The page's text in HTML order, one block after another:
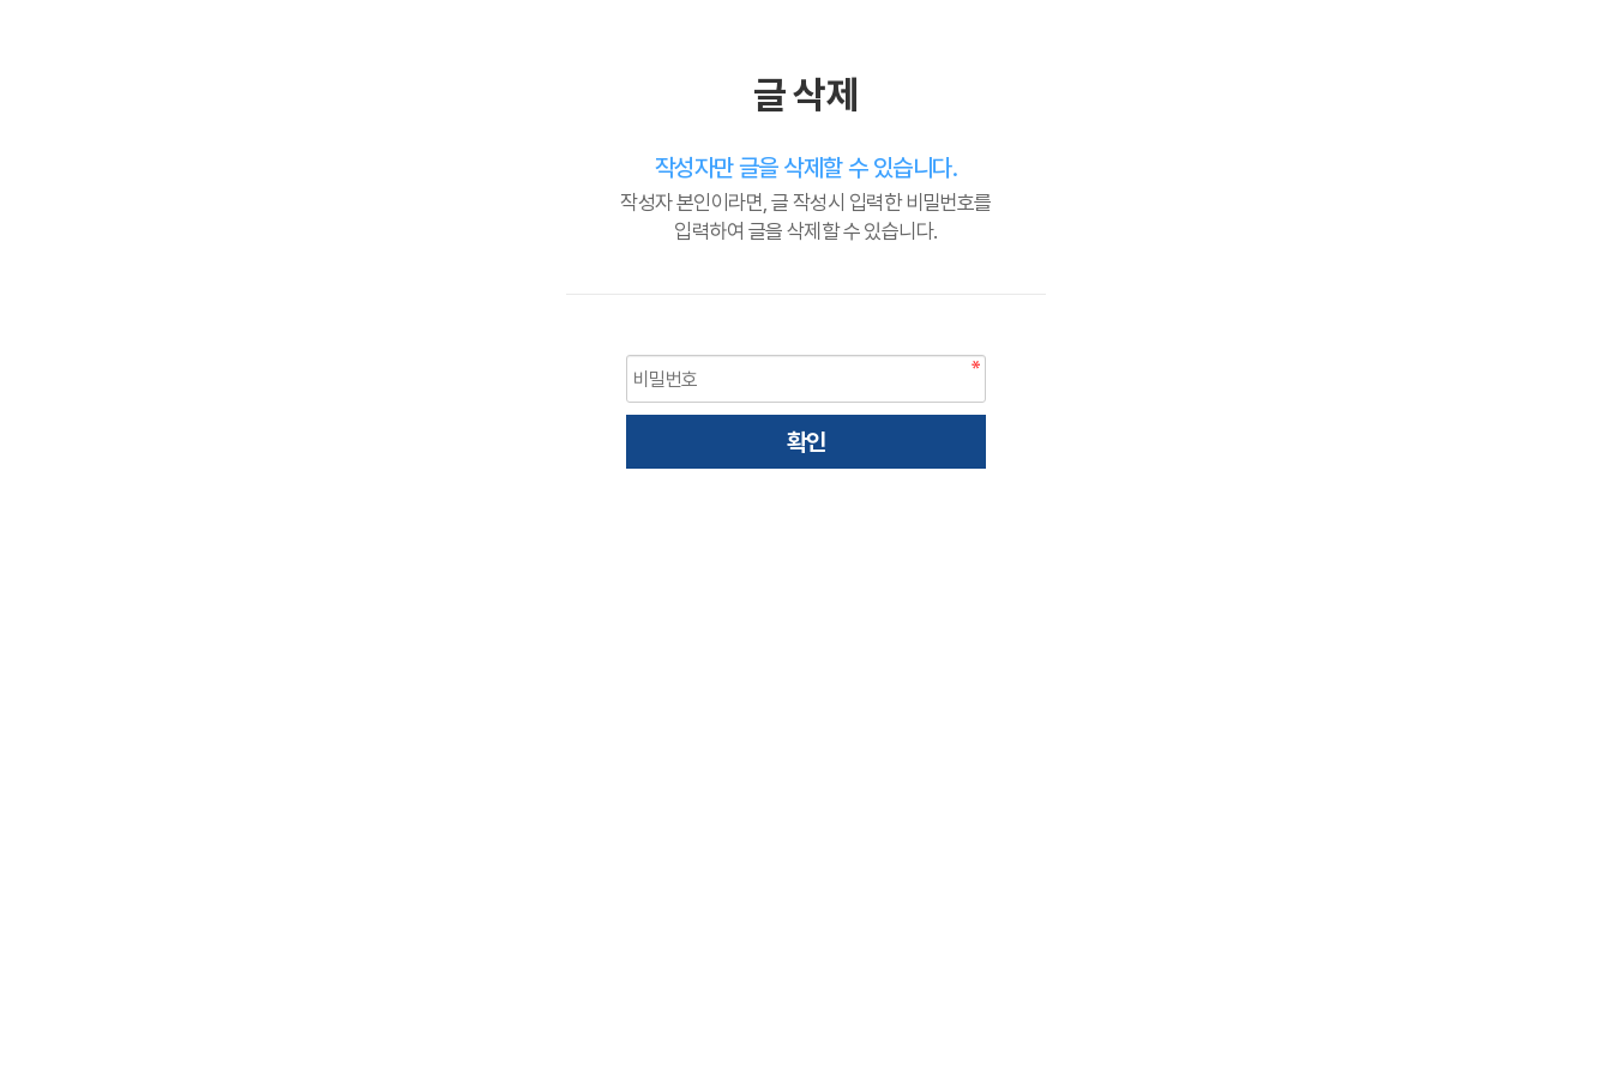
글 삭제
작성자만 글을 삭제할 수 있습니다.
작성자 본인이라면, 글 작성시 입력한 비밀번호를
입력하여 글을 삭제할 수 있습니다.